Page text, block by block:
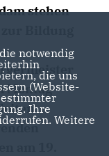
stehen
Bildung
Montag
am 19.
notwendig
die uns
(Website-
Ihre
Weitere